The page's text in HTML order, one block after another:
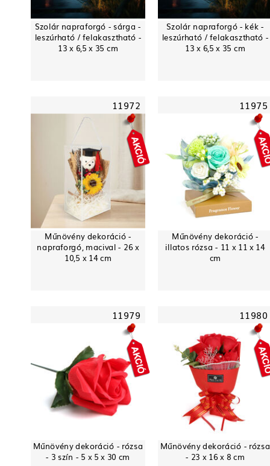
Szolár napraforgó - sárga -
leszúrható / felakasztható -
13 x 6,5 x 35 cm
Szolár napraforgó - kék -
leszúrható / felakasztható -
13 x 6,5 x 35 cm
11972
Műnövény dekoráció -
napraforgó, macival - 26 x
10,5 x 14 cm
11975
Műnövény dekoráció -
illatos rózsa - 11 x 11 x 14
cm
11979
Műnövény dekoráció - rózsa
- 3 szín - 5 x 5 x 30 cm
11980
Műnövény dekoráció - rózsa
- 23 x 16 x 8 cm